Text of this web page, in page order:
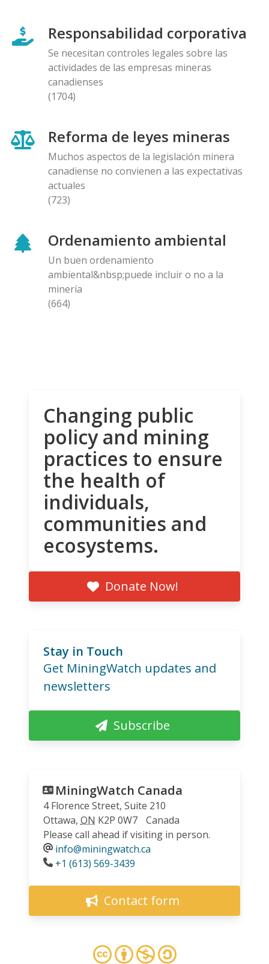
Responsabilidad corporativa
Se necesitan controles legales sobre las
actividades de las empresas mineras
canadienses
(1704)
Reforma de leyes mineras
Muchos aspectos de la legislación minera
canadiense no convienen a las expectativas
actuales
(723)
Ordenamiento ambiental
Un buen ordenamiento
ambiental&nbsp;puede incluir o no a la
minería
(664)
Changing public
policy and mining
practices to ensure
the health of
individuals,
communities and
ecosystems.
Donate Now!
Stay in Touch
Get MiningWatch updates and
newsletters
Subscribe
MiningWatch Canada
4 Florence Street, Suite 210
Ottawa, ON K2P 0W7
Canada
Please call ahead if visiting in person.
info@miningwatch.ca
Phone
+1 (613) 569-3439
Contact form